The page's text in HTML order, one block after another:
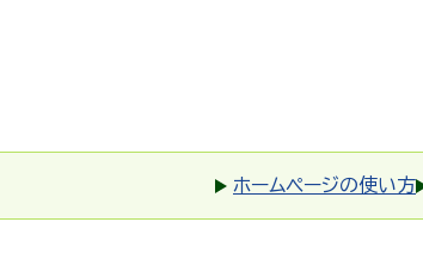
ホームページの使い方